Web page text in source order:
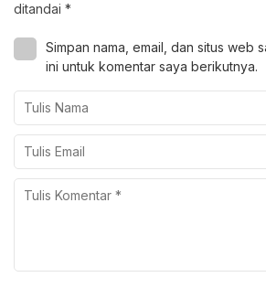
ditandai *
Simpan nama, email, dan situs web
ini untuk komentar saya berikutnya.